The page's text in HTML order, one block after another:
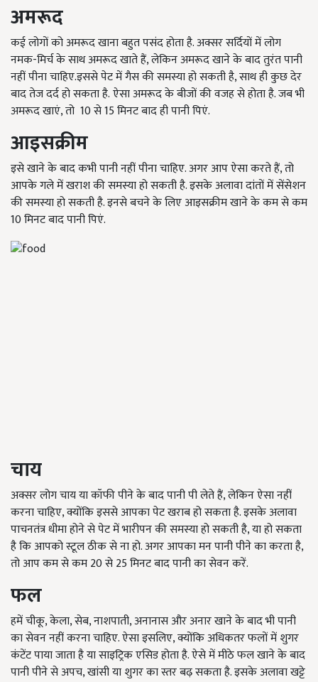
अमरूद
कई लोगों को अमरूद खाना बहुत पसंद होता है. अक्सर सर्दियों में लोग
नमक-मिर्च के साथ अमरूद खाते हैं, लेकिन अमरूद खाने के बाद तुरंत पानी
नहीं पीना चाहिए.इससे पेट में गैस की समस्या हो सकती है, साथ ही कुछ देर
बाद तेज दर्द हो सकता है. ऐसा अमरूद के बीजों की वजह से होता है. जब भी
अमरूद खाएं, तो 10 से 15 मिनट बाद ही पानी पिएं.
आइसक्रीम
इसे खाने के बाद कभी पानी नहीं पीना चाहिए. अगर आप ऐसा करते हैं, तो
आपके गले में खराश की समस्या हो सकती है. इसके अलावा दांतों में सेंसेशन
की समस्या हो सकती है. इनसे बचने के लिए आइसक्रीम खाने के कम से कम
10 मिनट बाद पानी पिएं.
चाय
अक्सर लोग चाय या कॉफी पीने के बाद पानी पी लेते हैं, लेकिन ऐसा नहीं
करना चाहिए, क्योंकि इससे आपका पेट खराब हो सकता है. इसके अलावा
पाचनतंत्र धीमा होने से पेट में भारीपन की समस्या हो सकती है, या हो सकता
है कि आपको स्टूल ठीक से ना हो. अगर आपका मन पानी पीने का करता है,
तो आप कम से कम 20 से 25 मिनट बाद पानी का सेवन करें.
फल
हमें चीकू, केला, सेब, नाशपाती, अनानास और अनार खाने के बाद भी पानी
का सेवन नहीं करना चाहिए. ऐसा इसलिए, क्योंकि अधिकतर फलों में शुगर
कंटेंट पाया जाता है या साइट्रिक एसिड होता है. ऐसे में मीठे फल खाने के बाद
पानी पीने से अपच, खांसी या शुगर का स्तर बढ़ सकता है. इसके अलावा खट्टे